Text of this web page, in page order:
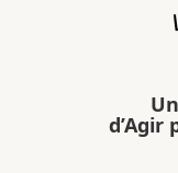
d’Agir